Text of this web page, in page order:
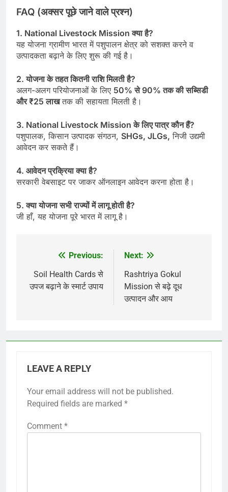
FAQ (अक्सर पूछे जाने वाले प्रश्न)
1. National Livestock Missionक्या है?
यह योजना ग्रामीण भारत में पशुपालन क्षेत्र को सशक्त करने व
उत्पादकता बढ़ाने के लिए शुरू की गई है।
2.योजना के तहत कितनी राशि मिलती है?
अलग-अलग परियोजनाओं के लिए 50%से90%तक की सब्सिडी
और₹25लाखतक की सहायता मिलती है।
3. National Livestock Missionके लिए पात्र कौन हैं?
पशुपालक, किसान उत्पादक संगठन, SHGs, JLGs, निजी उद्यमी
आवेदन कर सकते हैं।
4. आवेदन प्रक्रिया क्या है?
सरकारी वेबसाइट पर जाकर ऑनलाइन आवेदन करना होता है।
5.क्या योजना सभी राज्यों में लागू होती है?
जी हाँ, यह योजना पूरे भारत में लागू है।
navigation
Previous:
Soil Health Cards से
उपज बढ़ाने के स्मार्ट उपाय
Next:
Rashtriya Gokul
Mission से बढ़े दूध
उत्पादन और आय
LEAVE A REPLY
Your email address will not be published.
Required fields are marked *
Comment *